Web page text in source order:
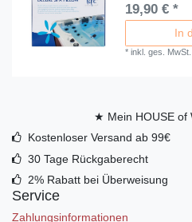
19,90 € *
In
*inkl. ges. MwSt.
★ Mein HOUSE of
Kostenloser Versand ab 99€
30 Tage Rückgaberecht
2% Rabatt bei Überweisung
Service
Zahlungsinformationen